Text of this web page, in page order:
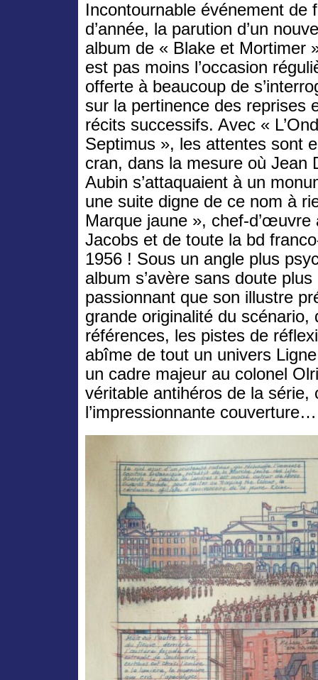
Incontournable événement de
d’année, la parution d’un
album de « Blake et Mortimer
est pas moins l’occasion
offerte à beaucoup de
sur la pertinence des reprises
récits successifs. Avec «
Septimus », les attentes sont
cran, dans la mesure où Jean
Aubin s’attaquaient à un
une suite digne de ce nom à
Marque jaune », chef-d’œuvre
Jacobs et de toute la bd
1956 ! Sous un angle plus
album s’avère sans doute
passionnant que son illustre
grande originalité du scénario,
références, les pistes de
abîme de tout un univers
un cadre majeur au colonel
véritable antihéros de la série,
l’impressionnante couverture…